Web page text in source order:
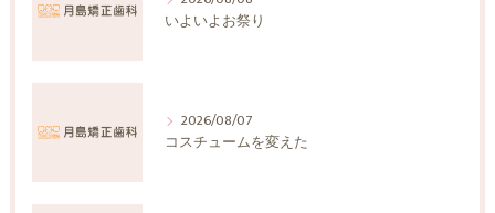
いよいよお祭り
2026/08/07
コスチュームを変えた